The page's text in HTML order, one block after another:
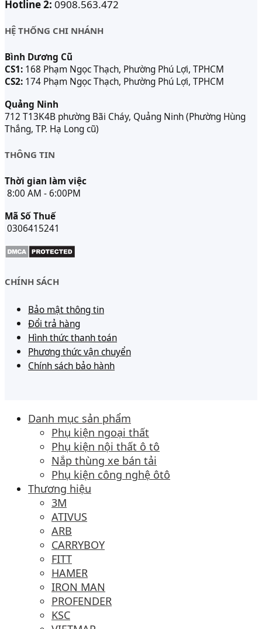
Hotline 2: 0908.563.472
HỆ THỐNG CHI NHÁNH
Bình Dương Cũ
CS1: 168 Phạm Ngọc Thạch, Phường Phú Lợi, TPHCM
CS2: 174 Phạm Ngọc Thạch, Phường Phú Lợi, TPHCM
Quảng Ninh
712 T13K4B phường Bãi Cháy, Quảng Ninh (Phường Hùng
Thắng, TP. Hạ Long cũ)
THÔNG TIN
Thời gian làm việc
8:00 AM - 6:00PM
Mã Số Thuế
0306415241
CHÍNH SÁCH
Bảo mật thông tin
Đổi trả hàng
Hình thức thanh toán
Phương thức vận chuyển
Chính sách bảo hành
Danh mục sản phẩm
Phụ kiện ngoại thất
Phụ kiện nội thất ô tô
Nắp thùng xe bán tải
Phụ kiện công nghệ ôtô
Thương hiệu
3M
ATIVUS
ARB
CARRYBOY
FITT
HAMER
IRON MAN
PROFENDER
KSC